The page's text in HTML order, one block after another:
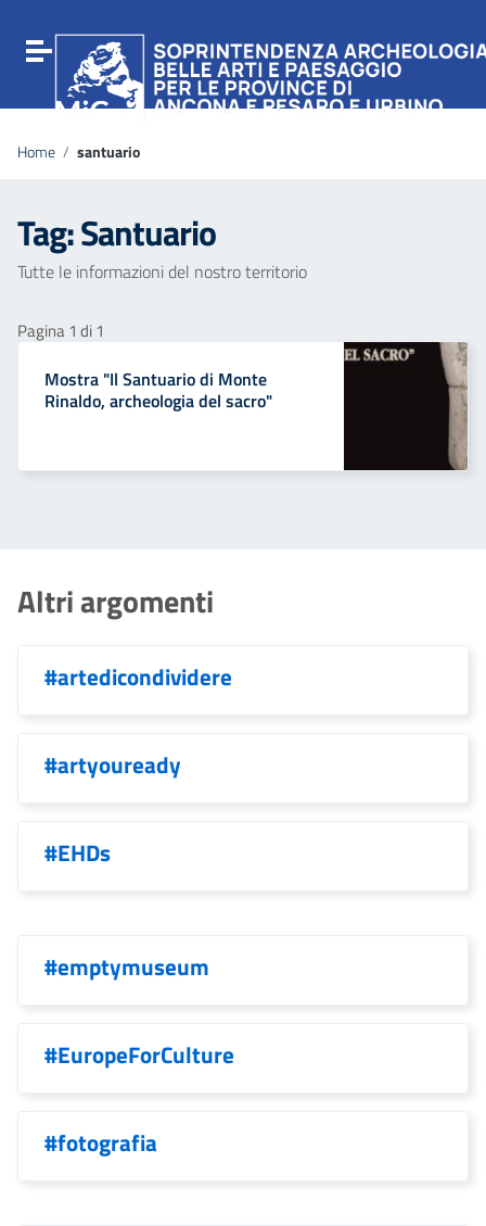
Vai al menu di navigazione
Vai al footer
Attiva / disattiva la navigazione
Home / santuario
Tag:Santuario
Tutte le informazioni del nostro territorio
Pagina 1 di 1
Mostra "Il Santuario di Monte
Rinaldo, archeologia del sacro"
Altri argomenti
#artedicondividere
#artyouready
#EHDs
#emptymuseum
#EuropeForCulture
#fotografia